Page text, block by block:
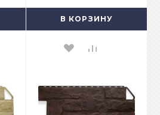
В КОРЗИНУ